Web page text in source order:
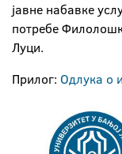
јавне набавке
потребе
Луци.
Прилог: Одлука о